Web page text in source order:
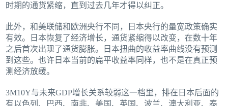
时期的通货紧缩，直到过去几年才得以纠正。
此外，和美联储和欧洲央行不同，日本央行的量宽政策确实
有效。日本恢复了经济增长，通货紧缩得以改变，在数十年
之后首次出现了通货膨胀。日本扭曲的收益率曲线没有预测
到这些。也许日本当前的扁平收益率同样，也不是在真正预
测经济放缓。
3M10Y与未来GDP增长关系较弱这一档里，排在日本后面的
有以色列、巴西、南非、美国、英国、波兰、澳大利亚、泰